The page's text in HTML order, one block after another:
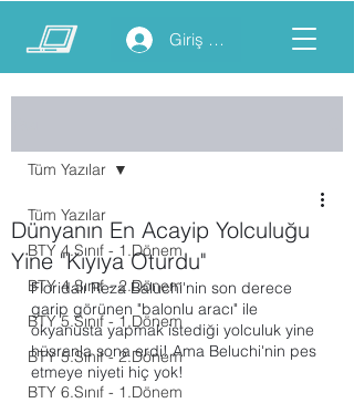
Giriş yap
Tüm Yazılar
BTY 4.Sınıf - 1.Dönem
BTY 4.Sınıf - 2.Dönem
BTY 5.Sınıf - 1.Dönem
BTY 5.Sınıf - 2.Dönem
BTY 6.Sınıf - 1.Dönem
Tüm Yazılar
Dünyanın En Acayip Yolculuğu
Yine "Kıyıya Oturdu"
Floridalı Reza Baluchi'nin son derece
garip görünen "balonlu aracı" ile
okyanusta yapmak istediği yolculuk yine
hüsranla sona erdi! Ama Beluchi'nin pes
etmeye niyeti hiç yok!